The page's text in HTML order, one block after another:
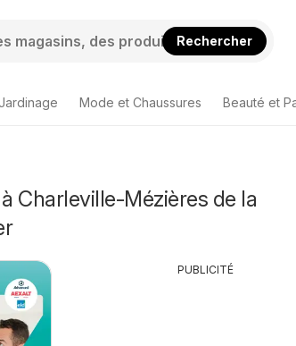
Rechercher
Mode et Chaussures Beauté et
Charleville-Mézières de la
PUBLICITÉ